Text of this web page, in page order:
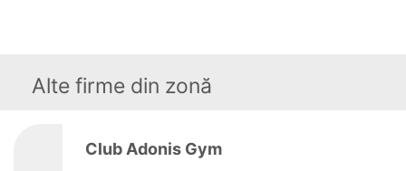
Alte firme din zonă
Club Adonis Gym